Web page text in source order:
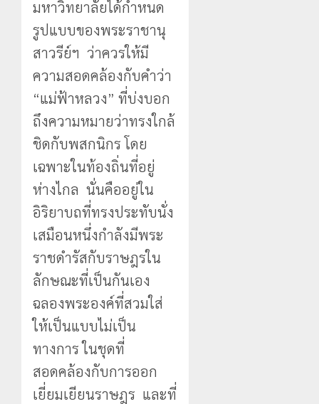
มหาวิทยาลัยได้กำหนด
รูปแบบของพระราชานุ
สาวรีย์ฯ ว่าควรให้มี
ความสอดคล้องกับคำว่า
“แม่ฟ้าหลวง” ที่บ่งบอก
ถึงความหมายว่าทรงใกล้
ชิดกับพสกนิกร โดย
เฉพาะในท้องถิ่นที่อยู่
ห่างไกล นั่นคืออยู่ใน
อิริยาบถที่ทรงประทับนั่ง
เสมือนหนึ่งกำลังมีพระ
ราชดำรัสกับราษฎรใน
ลักษณะที่เป็นกันเอง
ฉลองพระองค์ที่สวมใส่
ให้เป็นแบบไม่เป็น
ทางการ ในชุดที่
สอดคล้องกับการออก
เยี่ยมเยียนราษฎร และที่